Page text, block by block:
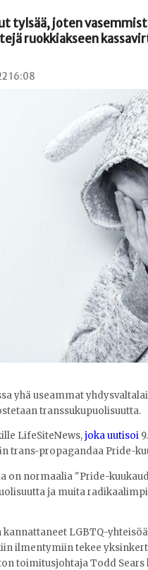
tylsää, joten
ruokkiakseen
16:08
yhä useammat
transsukupuolisuutta.
LifeSiteNews,joka uutisoi
trans-propagandaa Pride-
on normaalia "Pride-
ja muita
LGBTQ-
ilmentymiin tekee
toimitusjohtaja Todd